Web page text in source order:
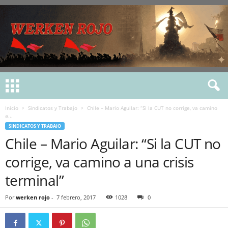
Inicio Sindicatos y Trabajo
Chile – Mario Aguilar: “Si la CUT no corrige, va camino
a...
SINDICATOS Y TRABAJO
Chile – Mario Aguilar: “Si la CUT no
corrige, va camino a una crisis
terminal”
Por werken rojo - 7 febrero, 2017 1028 0